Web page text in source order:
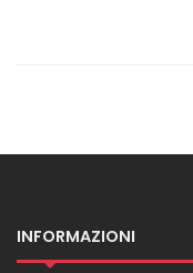
INFORMAZIONI